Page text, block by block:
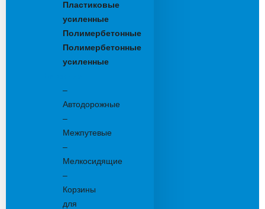
Пластиковые
усиленные
Полимербетонные
Полимербетонные
усиленные
–
Автодорожные
–
Межпутевые
–
Мелкосидящие
–
Корзины
для